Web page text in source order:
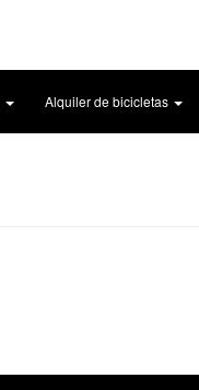
Alquiler de bicicletas